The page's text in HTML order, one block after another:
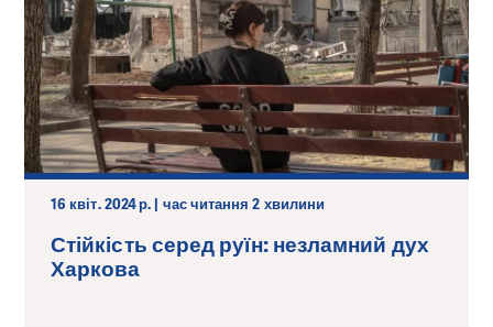
16 квіт. 2024 р. | час читання 2 хвилини
Стійкість серед руїн: незламний дух
Харкова